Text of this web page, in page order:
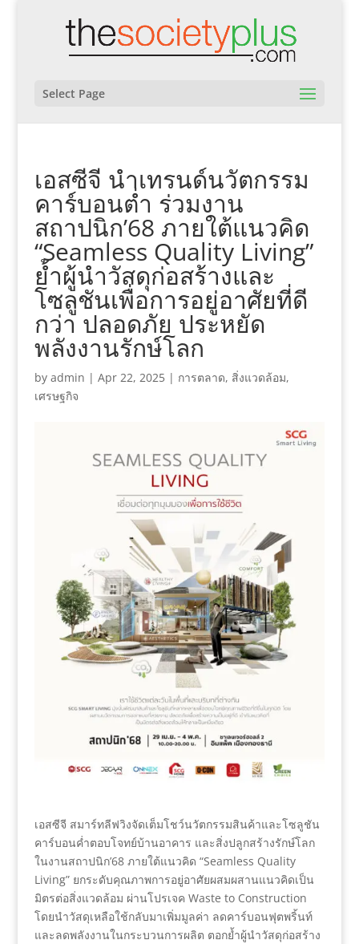
Select Page
เอสซีจี นำเทรนด์นวัตกรรม
คาร์บอนต่ำ ร่วมงาน
สถาปนิก’68 ภายใต้แนวคิด
“Seamless Quality Living”
ย้ำผู้นำวัสดุก่อสร้างและ
โซลูชันเพื่อการอยู่อาศัยที่ดี
กว่า ปลอดภัย ประหยัด
พลังงานรักษ์โลก
by admin | Apr 22, 2025| การตลาด, สิ่งแวดล้อม,
เศรษฐกิจ
เอสซีจี สมาร์ทลีฟวิงจัดเต็มโชว์นวัตกรรมสินค้าและโซลูชัน
คาร์บอนค่ำตอบโจทย์บ้านอาคาร และสิ่งปลูกสร้างรักษ์โลก
ในงานสถาปนิก’68 ภายใต้แนวคิด “Seamless Quality
Living” ยกระดับคุณภาพการอยู่อาศัยผสมผสานแนวคิดเป็น
มิตรต่อสิ่งแวดล้อม ผ่านโปรเจค Waste to Construction
โดยนำวัสดุเหลือใช้กลับมาเพิ่มมูลค่า ลดคาร์บอนฟุตพริ้นท์
และลดพลังงานในกระบวนการผลิต ตอกย้ำผู้นำวัสดุก่อสร้าง